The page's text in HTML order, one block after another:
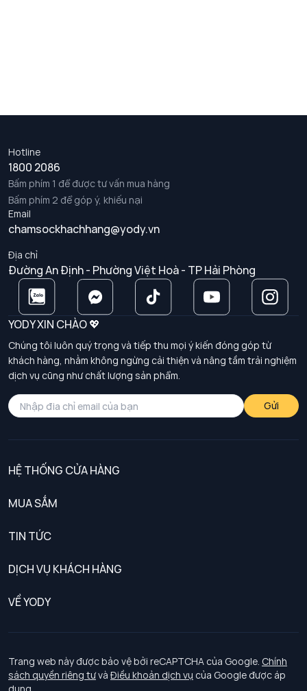
Hotline
1800 2086
Bấm phím 1 để được tư vấn mua hàng
Bấm phím 2 để góp ý, khiếu nại
Email
chamsockhachhang@yody.vn
Địa chỉ
Đường An Định - Phường Việt Hoà - TP Hải Phòng
YODY XIN CHÀO 💖
Chúng tôi luôn quý trọng và tiếp thu mọi ý kiến đóng góp từ
khách hàng, nhằm không ngừng cải thiện và nâng tầm trải nghiệm
dịch vụ cũng như chất lượng sản phẩm.
Gửi
HỆ THỐNG CỬA HÀNG
MUA SẮM
TIN TỨC
DỊCH VỤ KHÁCH HÀNG
Chính sách khách hàng thân thiết
Chính sách bảo vệ dữ liệu cá nhân
Chính sách thanh toán, giao nhận
VỀ YODY
Tuyển dụng
Trang web này được bảo vệ bởi reCAPTCHA của Google. Chính
sách quyền riêng tưvà Điều khoản dịch vụ của Google được áp